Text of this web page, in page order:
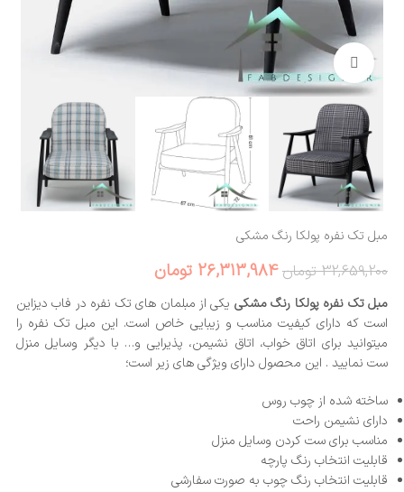
بزرگنمایی تصویر
مبل تک نفره پولکا رنگ مشکی
32,659,200 تومان 26,313,984 تومان
مبل تک نفره پولکا رنگ مشکی یکی از مبلمان های تک نفره در فاب دیزاین
است که دارای کیفیت مناسب و زیبایی خاص است. این مبل تک نفره را
میتوانید برای اتاق خواب، اتاق نشیمن، پذیرایی و… با دیگر وسایل منزل
ست نمایید . این محصول دارای ویژگی های زیر است؛
ساخته شده از چوب روس
دارای نشیمن راحت
مناسب برای ست کردن وسایل منزل
قابلیت انتخاب رنگ پارچه
قابلیت انتخاب رنگ چوب به صورت سفارشی